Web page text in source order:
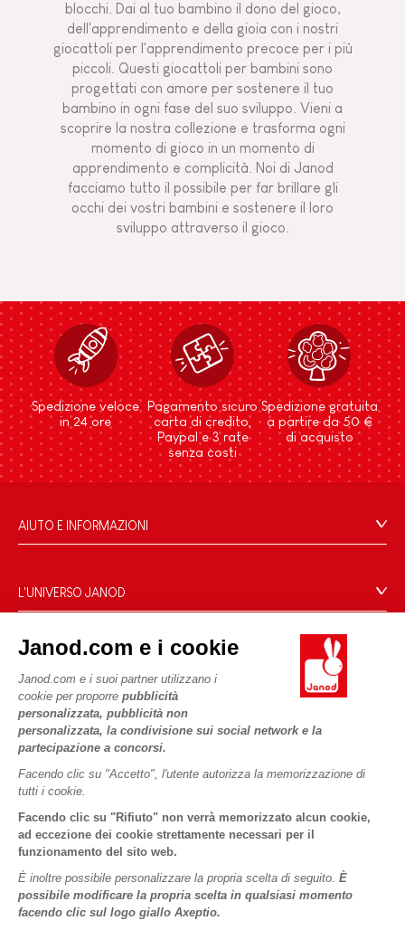
Janod.com e i cookie
Janod.com e i suoi partner utilizzano i
cookie per proporre pubblicità
personalizzata, pubblicità non
personalizzata, la condivisione sui social network e la
partecipazione a concorsi.
Facendo clic su "Accetto", l'utente autorizza la memorizzazione di
tutti i cookie.
Facendo clic su "Rifiuto" non verrà memorizzato alcun cookie,
ad eccezione dei cookie strettamente necessari per il
funzionamento del sito web.
È inoltre possibile personalizzare la propria scelta di seguito. È
possibile modificare la propria scelta in qualsiasi momento
facendo clic sul logo giallo Axeptio.
blocchi. Dai al tuo bambino il dono del gioco,
dell'apprendimento e della gioia con i nostri
giocattoli per l'apprendimento precoce per i più
piccoli. Questi giocattoli per bambini sono
progettati con amore per sostenere il tuo
bambino in ogni fase del suo sviluppo. Vieni a
scoprire la nostra collezione e trasforma ogni
momento di gioco in un momento di
apprendimento e complicità. Noi di Janod
facciamo tutto il possibile per far brillare gli
occhi dei vostri bambini e sostenere il loro
sviluppo attraverso il gioco.
Spedizione veloce
in 24 ore
Pagamento sicuro
carta di credito,
Paypal e 3 rate
senza costi
Spedizione gratuita
a partire da 50 €
di acquisto
AIUTO E INFORMAZIONI
Domande Frequenti
Contatti
Negozi
Termini delle offerte
Dati personali
Cookies
Termini delle offerte
L'UNIVERSO JANOD
Le nostre attività
Impegni di RSI
Cos'è FSC®?
I NOSTRI SERVIZI
Pagamento
Acquista ora, paga dopo
Spedizione
Video
Regole di gioco e istruzioni
Pezzi staccati
Attività per bambini da scaricare
PROFESSIONALE
Contatti stampa
SEGUICI